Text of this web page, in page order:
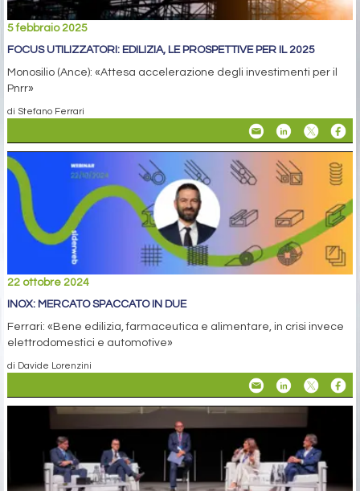
5 febbraio 2025
FOCUS UTILIZZATORI: EDILIZIA, LE PROSPETTIVE PER IL 2025
Monosilio (Ance): «Attesa accelerazione degli investimenti per il
Pnrr»
di Stefano Ferrari
22 ottobre 2024
INOX: MERCATO SPACCATO IN DUE
Ferrari: «Bene edilizia, farmaceutica e alimentare, in crisi invece
elettrodomestici e automotive»
di Davide Lorenzini